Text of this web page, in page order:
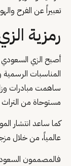
تعبيراً عن الفرح
رمزية
أصبح الزي السعودي
المناسبات الرسمية
ساهمت مبادرات
مستوحاة من
كما ساعد انتشار
عالمياً، من خلال
فالمصممون